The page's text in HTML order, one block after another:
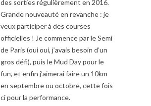
des sorties régulièrement en 2016.
Grande nouveauté en revanche : je
veux participer à des courses
officielles ! Je commence par le Semi
de Paris (oui oui, j’avais besoin d’un
gros défi), puis le Mud Day pour le
fun, et enfin j’aimerai faire un 10km
en septembre ou octobre, cette fois
ci pour la performance.